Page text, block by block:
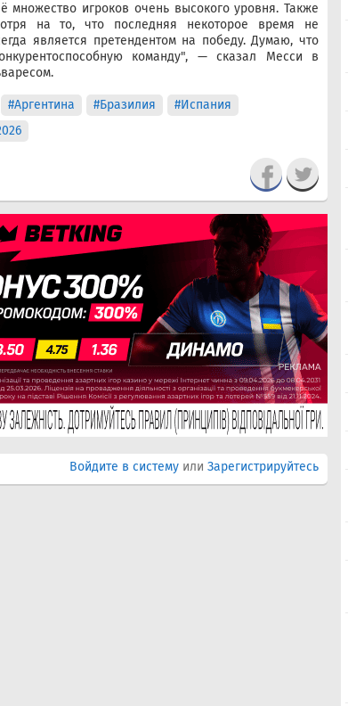
множество игроков очень высокого уровня. Также
на то, что последняя некоторое время не
является претендентом на победу. Думаю, что
команду", — сказал Месси в
#Аргентина #Бразилия
#Испания
Войдите в систему или Зарегистрируйтесь